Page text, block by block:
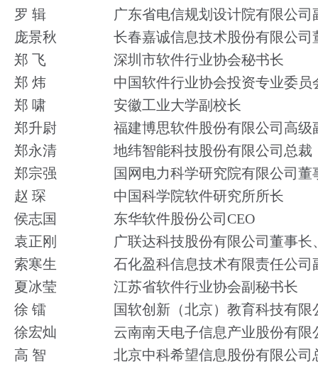
罗 辑
广东省电信规划设计院有限公司
庞景秋
长春嘉诚信息技术股份有限公司
郑 飞
深圳市软件行业协会秘书长
郑 炜
中国软件行业协会投资专业委员
郑 啸
安徽工业大学副校长
郑升尉
福建博思软件股份有限公司高级
郑永清
地纬智能科技股份有限公司总裁
郑宗强
国网电力科学研究院有限公司
赵 琛
中国科学院软件研究所所长
侯志国
东华软件股份公司CEO
袁正刚
广联达科技股份有限公司董事长
索寒生
石化盈科信息技术有限责任公司
夏冰莹
江苏省软件行业协会副秘书长
徐 镭
国软创新（北京）教育科技有限
徐宏灿
云南南天电子信息产业股份有限
高 智
北京中科希望信息股份有限公司